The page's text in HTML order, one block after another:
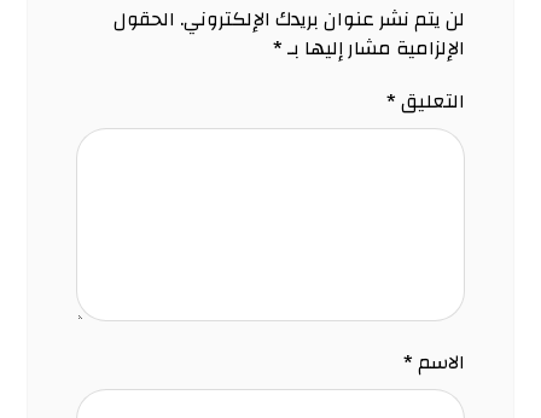
لن يتم نشر عنوان بريدك الإلكتروني. الحقول
الإلزامية مشار إليها بـ*
التعليق*
الاسم*